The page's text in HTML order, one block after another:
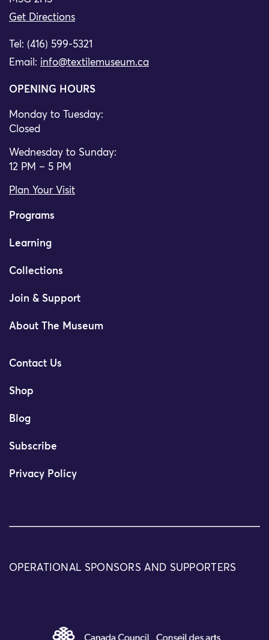
Get Directions
Tel: (416) 599-5321
Email: info@textilemuseum.ca
OPENING HOURS
Monday to Tuesday:
Closed
Wednesday to Sunday:
12 PM – 5 PM
Plan Your Visit
Programs
Learning
Collections
Join & Support
About The Museum
Contact Us
Shop
Blog
Subscribe
Privacy Policy
OPERATIONAL SPONSORS AND SUPPORTERS